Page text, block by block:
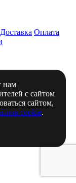
Доставка Оплата
с вами в
нам
с сайтом
сайтом,
cookie.